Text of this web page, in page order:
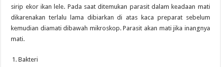
sirip ekor ikan lele. Pada saat ditemukan parasit dalam keadaan mati
dikarenakan terlalu lama dibiarkan di atas kaca preparat sebelum
kemudian diamati dibawah mikroskop. Parasit akan mati jika inangnya
mati.
Bakteri